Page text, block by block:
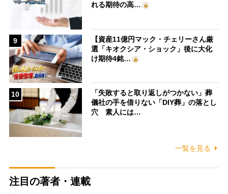
れる期待の高…
9
【資産11億円マック・チェリーさん厳
選「キオクシア・ショック」後に大化
け期待4銘…
10
「失敗すると取り返しがつかない」葬
儀社の手を借りない「DIY葬」の落とし
穴 素人には…
一覧を見る
注目の著者・連載